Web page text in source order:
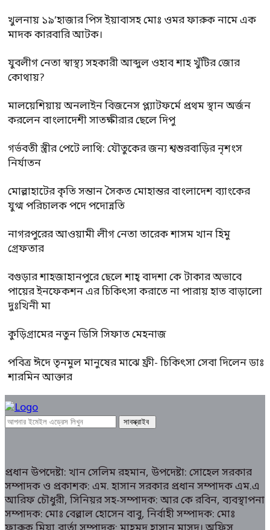
খুলনায় ১৯’হাজার পিস ইয়াবাসহ মোঃ ওমর ফারুক নামে এক
মাদক কারবারি আটক।
যুবলীগ নেতা স্বাস্থ্য সহকারী আব্দুল ওহাব শাহ খুঁটির জোর
কোথায়?
মালয়েশিয়ায় অনলাইন বিজনেস প্ল্যাটফর্মে প্রথম স্থান অর্জন
করলেন বাংলাদেশী সাতক্ষীরার ছেলে দিপু
গর্ভবতী স্ত্রীর পেটে লাথি: যৌতুকের জন্য শ্বশুরবাড়ির নৃশংস
নির্যাতন
মোল্লাহাটের কৃতি সন্তান সৈকত মোহান্তর বাংলাদেশ ব্যাংকের
যুগ্ম পরিচালক পদে পদোন্নতি
নাগরপুরের আওয়ামী লীগ নেতা তারেক শাসম খান হিমু
গ্রেফতার
বগুড়ার শাহজাহানপুরে ছেলে শাহ্ বাদশা কে টাকার অভাবে
পায়ের ইনফেকশন এর চিকিৎসা করাতে না পারায় হাত বাড়ালো
দুঃখিনী মা
কুড়িগ্রামের নতুন ডিসি সিফাত মেহনাজ
পবিত্র ঈদে তৃনমুল মানুষের মাঝে ফ্রী- চিকিৎসা সেবা দিলেন ডাঃ
শারমিন আক্তার
প্রধান উপদেষ্টা: খান সেলিম রহমান, উপদেষ্টা: সোহেল সরকার
সম্পাদক ও প্রকাশক: এম. হাসান সরকার প্রধান সম্পাদক এম.এ
আরিফ চৌধুরী, সিনিয়র সহ-সম্পাদক: আর কে রবিন, ব্যবস্থাপনা
সম্পাদক: মোঃ বেল্লাল হোসেন বাবু, নির্বাহী সম্পাদক: মোঃ